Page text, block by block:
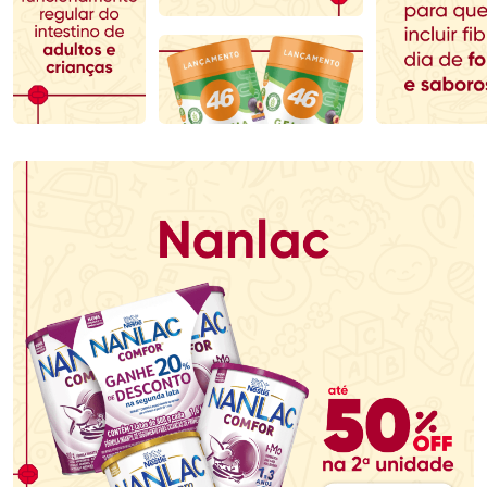
Comprar sem Desconto
Por R$ 52,99/cada
Comprar sem Desconto
Por R$ 52,99/cada
Comprar sem Desconto
Por R$ 166,99/cada
Comprar sem Desconto
Por R$ 166,99/cada